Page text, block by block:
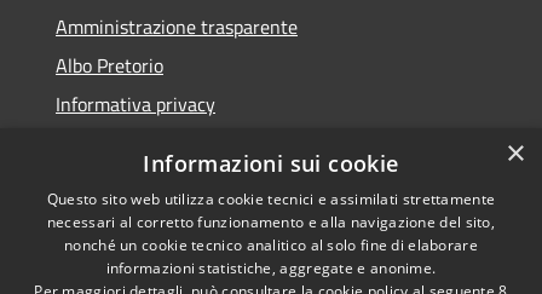
Amministrazione trasparente
Albo Pretorio
Informativa privacy
Dichiarazione di accessibilità
×
Informazioni sui cookie
Questo sito web utilizza cookie tecnici e assimilati strettamente
necessari al corretto funzionamento e alla navigazione del sito,
nonché un cookie tecnico analitico al solo fine di elaborare
informazioni statistiche, aggregate e anonime.